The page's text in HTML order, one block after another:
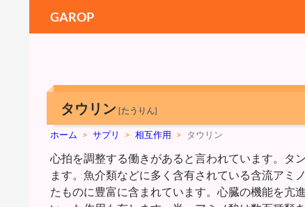
GAROP
タウリン [たうりん]
ホーム > サプリ > 相互作用 > タウリン
心拍を調整する働きがあると言われています。タ
ます。魚介類などに多く含有されている含流アミ
たものに豊富に含まれています。心臓の機能を亢